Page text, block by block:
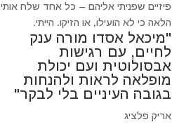
פיזיים שפניתי אליהם – כל אחד שלח אותי
הלאה כי לא הועילו, או הזיקו. הייתי.
"מיכאל אסדו מורה ענק
לחיים, עם רגישות
אבסולוטית ועם יכולת
מופלאה לראות ולהנחות
בגובה העיניים בלי לבקר"
אריק פלציג